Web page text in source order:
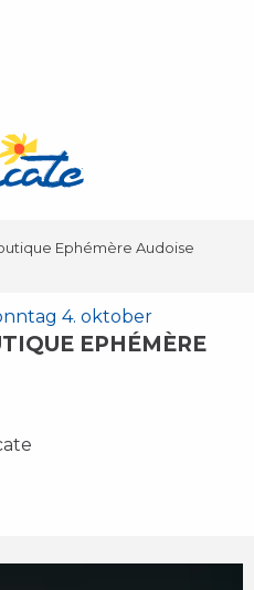
Ephémère Audoise
4. oktober
EPHÉMÈRE